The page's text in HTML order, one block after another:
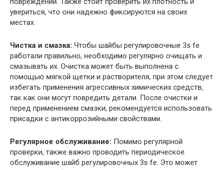
увериться, что они надежно фиксируются на своих
местах.
Чистка и смазка: Чтобы шайбы регулировочные 3s fe
работали правильно, необходимо регулярно очищать и
смазывать их. Очистка может быть выполнена с
помощью мягкой щетки и растворителя, при этом следует
избегать применения агрессивных химических средств,
так как они могут повредить детали. После очистки и
перед применением смазки, рекомендуется использовать
присадки с антикоррозийными свойствами.
Регулярное обслуживание: Помимо регулярной
проверки, также важно проводить периодическое
обслуживание шайб регулировочных 3s fe. Это может